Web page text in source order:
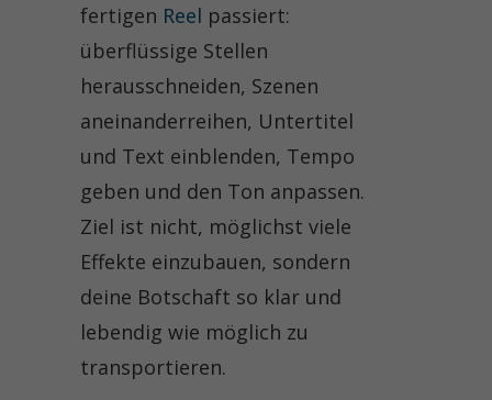
fertigen Reel passiert:
überflüssige Stellen
herausschneiden, Szenen
aneinanderreihen, Untertitel
und Text einblenden, Tempo
geben und den Ton anpassen.
Ziel ist nicht, möglichst viele
Effekte einzubauen, sondern
deine Botschaft so klar und
lebendig wie möglich zu
transportieren.